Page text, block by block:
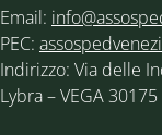
Email:
PEC:
Indirizzo: Via delle
Lybra – VEGA